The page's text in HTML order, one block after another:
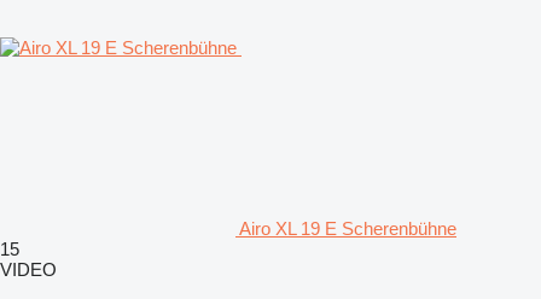
Airo XL 19 E Scherenbühne
15
VIDEO